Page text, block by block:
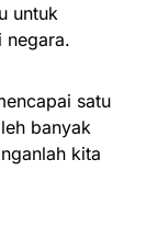
untuk
negara.
satu
banyak
kita